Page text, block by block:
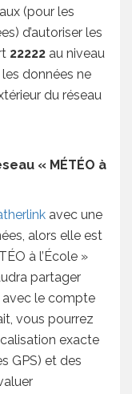
(pour les
d’autoriser les
22222 au niveau
données ne
du réseau
« MÉTÉO à
avec une
alors elle est
à l’École »
partager
avec le compte
vous pourrez
exacte
GPS) et des